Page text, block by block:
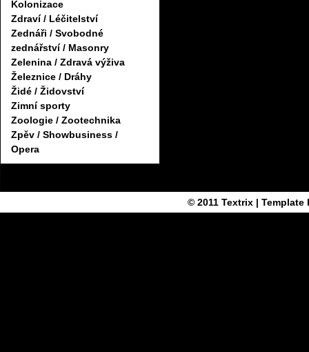
Kolonizace
Zdraví / Léčitelství
Zednáři / Svobodné
zednářství / Masonry
Zelenina / Zdravá výživa
Železnice / Dráhy
Židé / Židovství
Zimní sporty
Zoologie / Zootechnika
Zpěv / Showbusiness /
Opera
© 2011 Textrix| Template